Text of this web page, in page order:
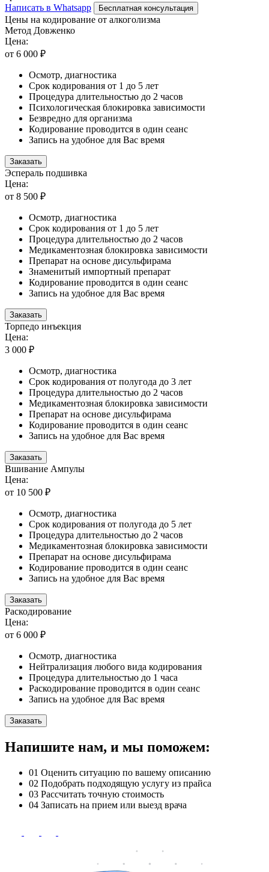
Написать в Whatsapp
Бесплатная консультация
Цены на кодирование от алкоголизма
Метод Довженко
Цена:
от 6 000 ₽
Осмотр, диагностика
Срок кодирования от 1 до 5 лет
Процедура длительностью до 2 часов
Психологическая блокировка зависимости
Безвредно для организма
Кодирование проводится в один сеанс
Запись на удобное для Вас время
Заказать
Эспераль подшивка
Цена:
от 8 500 ₽
Осмотр, диагностика
Срок кодирования от 1 до 5 лет
Процедура длительностью до 2 часов
Медикаментозная блокировка зависимости
Препарат на основе дисульфирама
Знаменитый импортный препарат
Кодирование проводится в один сеанс
Запись на удобное для Вас время
Заказать
Торпедо инъекция
Цена:
3 000 ₽
Осмотр, диагностика
Срок кодирования от полугода до 3 лет
Процедура длительностью до 2 часов
Медикаментозная блокировка зависимости
Препарат на основе дисульфирама
Кодирование проводится в один сеанс
Запись на удобное для Вас время
Заказать
Вшивание Ампулы
Цена:
от 10 500 ₽
Осмотр, диагностика
Срок кодирования от полугода до 5 лет
Процедура длительностью до 2 часов
Медикаментозная блокировка зависимости
Препарат на основе дисульфирама
Кодирование проводится в один сеанс
Запись на удобное для Вас время
Заказать
Раскодирование
Цена:
от 6 000 ₽
Осмотр, диагностика
Нейтрализация любого вида кодирования
Процедура длительностью до 1 часа
Раскодирование проводится в один сеанс
Запись на удобное для Вас время
Заказать
Напишите нам, и мы поможем:
01 Оценить ситуацию по вашему описанию
02 Подобрать подходящую услугу из прайса
03 Рассчитать точную стоимость
04 Записать на прием или выезд врача